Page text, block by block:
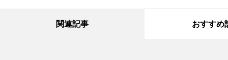
関連記事 おすすめ